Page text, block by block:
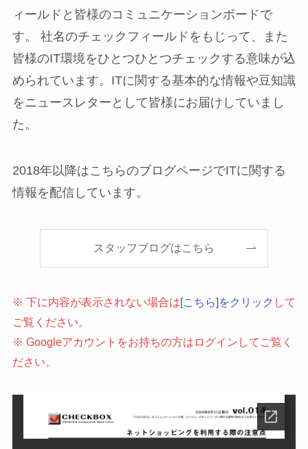
ィールドと皆様のコミュニケーションボードで
す。 社名のチェックフィールドをもじって、また
皆様のIT環境をひとつひとつチェックする意味が込
められています。ITに関する基本的な情報や豆知識
をニュースレターとして皆様にお届けしていまし
た。
2018年以降はこちらのブログページでITに関する
情報を配信しています。
スタッフブログはこちら
※ 下に内容が表示されない場合は[こちら]をクリック して
ご覧ください。
※ Googleアカウントをお持ちの方はログインしてご覧く
ださい。